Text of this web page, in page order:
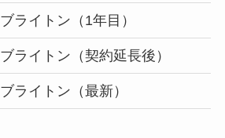
ブライトン（1年目）
ブライトン（契約延長後）
ブライトン（最新）